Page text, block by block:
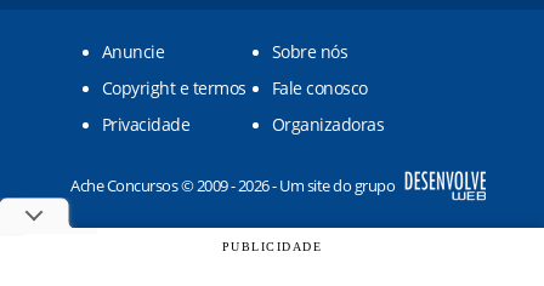
Anuncie
Sobre nós
Copyright e termos
Fale conosco
Privacidade
Organizadoras
Ache Concursos © 2009 - 2026 - Um site do grupo
PUBLICIDADE